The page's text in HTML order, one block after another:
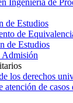
Ingeniería de
de Estudios
de
de Estudios
Admisión
los derechos
atención de